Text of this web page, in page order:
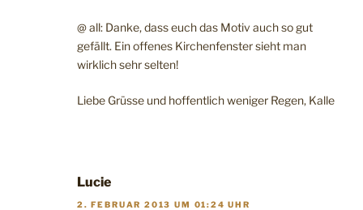
@ all: Danke, dass euch das Motiv auch so gut
gefällt. Ein offenes Kirchenfenster sieht man
wirklich sehr selten!
Liebe Grüsse und hoffentlich weniger Regen, Kalle
Lucie
2. FEBRUAR 2013 UM 01:24 UHR